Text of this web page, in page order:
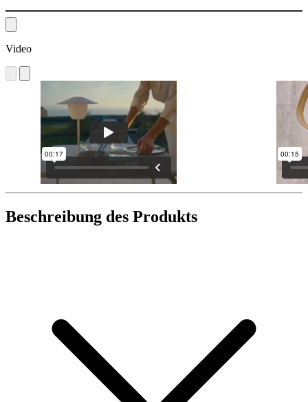
Video
Beschreibung des Produkts